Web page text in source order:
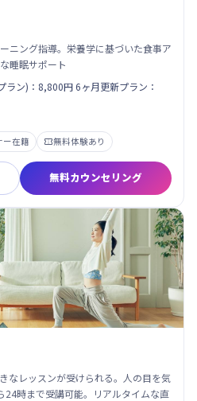
ニング指導。栄養学に基づいた食事ア
睡眠サポート
ン)：8,800円 6ヶ月更新プラン：
ー在籍 無料体験あり
無料カウンセリング
なレッスンが受けられる。人の目を気
24時まで受講可能。リアルタイムな直